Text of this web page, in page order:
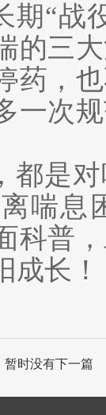
期“战
的三
药，
一次
都是
喘息
科普
成长！
暂时没有下一篇